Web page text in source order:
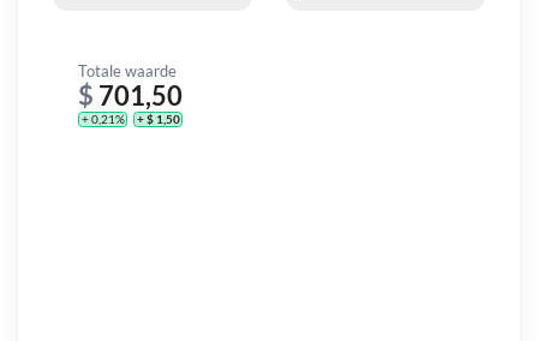
Totale waarde
$ 701,50
+ 0,21% + $ 1,50